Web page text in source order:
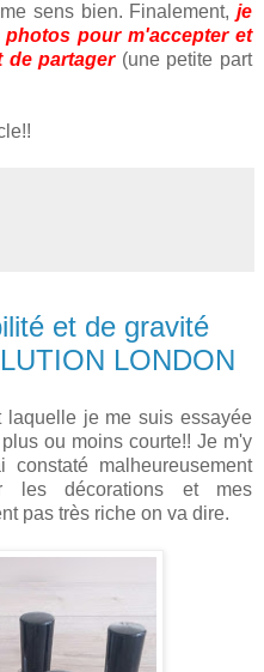
sens bien. Finalement, je
photos pour m'accepter et
de partager(une petite part
et de gravité
LONDON
laquelle je me suis essayée
ou moins courte!! Je m'y
malheureusement
les décorations et mes
pas très riche on va dire.